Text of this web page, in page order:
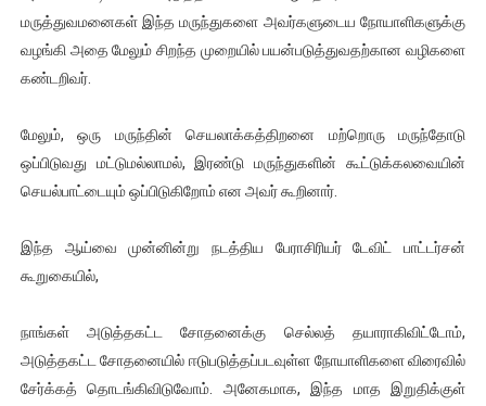
மருத்துவமனைகள் இந்த மருந்துகளை அவர்களுடைய நோயாளிகளுக்கு
வழங்கி அதை மேலும் சிறந்த முறையில் பயன்படுத்துவதற்கான வழிகளை
கண்டறிவர்.
மேலும், ஒரு மருந்தின் செயலாக்கத்திறனை மற்றொரு மருந்தோடு
ஒப்பிடுவது மட்டுமல்லாமல், இரண்டு மருந்துகளின் கூட்டுக்கலவையின்
செயல்பாட்டையும் ஒப்பிடுகிறோம் என அவர் கூறினார்.
இந்த ஆய்வை முன்னின்று நடத்திய பேராசிரியர் டேவிட் பாட்டர்சன்
கூறுகையில்,
நாங்கள் அடுத்தகட்ட சோதனைக்கு செல்லத் தயாராகிவிட்டோம்,
அடுத்தகட்ட சோதனையில் ஈடுபடுத்தப்படவுள்ள நோயாளிகளை விரைவில்
சேர்க்கத் தொடங்கிவிடுவோம். அனேகமாக, இந்த மாத இறுதிக்குள்